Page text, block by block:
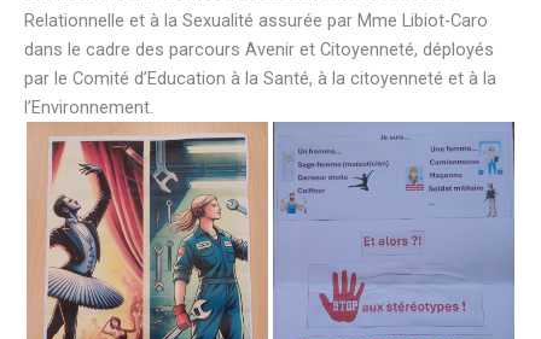
Relationnelle et à la Sexualité assurée par Mme Libiot-Caro
dans le cadre des parcours Avenir et Citoyenneté, déployés
par le Comité d’Education à la Santé, à la citoyenneté et à la
l’Environnement.